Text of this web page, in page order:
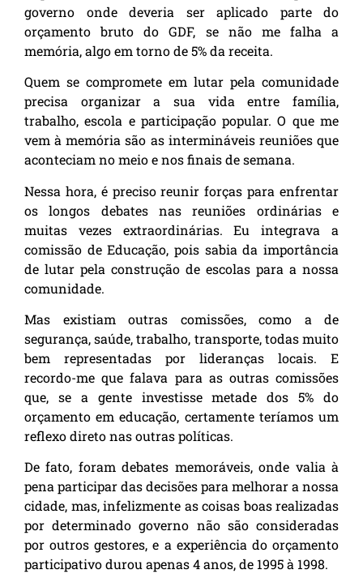
governo onde deveria ser aplicado parte do
orçamento bruto do GDF, se não me falha a
memória, algo em torno de 5% da receita.
Quem se compromete em lutar pela comunidade
precisa organizar a sua vida entre família,
trabalho, escola e participação popular. O que me
vem à memória são as intermináveis reuniões que
aconteciam no meio e nos finais de semana.
Nessa hora, é preciso reunir forças para enfrentar
os longos debates nas reuniões ordinárias e
muitas vezes extraordinárias. Eu integrava a
comissão de Educação, pois sabia da importância
de lutar pela construção de escolas para a nossa
comunidade.
Mas existiam outras comissões, como a de
segurança, saúde, trabalho, transporte, todas muito
bem representadas por lideranças locais. E
recordo-me que falava para as outras comissões
que, se a gente investisse metade dos 5% do
orçamento em educação, certamente teríamos um
reflexo direto nas outras políticas.
De fato, foram debates memoráveis, onde valia à
pena participar das decisões para melhorar a nossa
cidade, mas, infelizmente as coisas boas realizadas
por determinado governo não são consideradas
por outros gestores, e a experiência do orçamento
participativo durou apenas 4 anos, de 1995 à 1998.